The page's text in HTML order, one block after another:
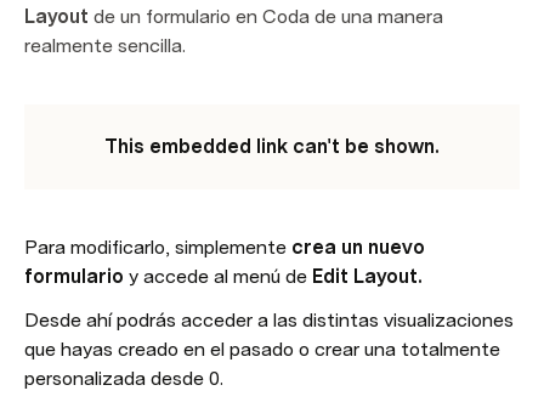
Layout de un formulario en Coda de una manera
realmente sencilla.
This embedded link can't be shown.
Para modificarlo, simplemente crea un nuevo
formulario y accede al menú de Edit Layout.
Desde ahí podrás acceder a las distintas visualizaciones
que hayas creado en el pasado o crear una totalmente
personalizada desde 0.